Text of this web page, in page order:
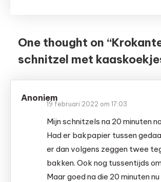
One thought on “
schnitzel met
Anoniem
19 februari 2022 om 17:03
Mijn schnitzels na 20 minuten
Had er bakpapier tussen
er dan volgens zeggen twee
bakken. Ook nog tussentijds
Maar goed na die 20 minuten